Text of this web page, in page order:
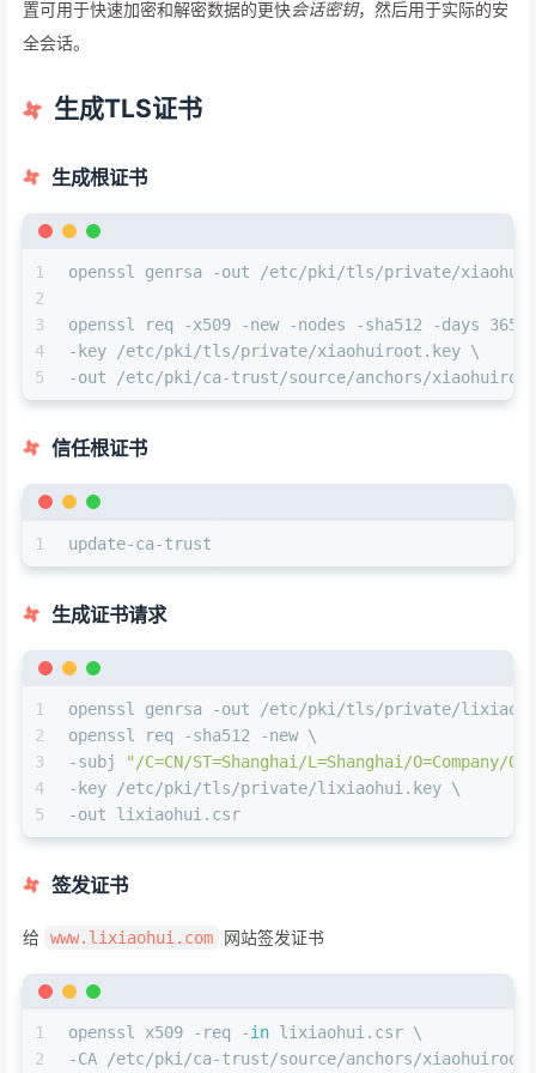
置可用于快速加密和解密数据的更快会话密钥，然后用于实际的安
全会话。
生成TLS证书
生成根证书
1
2
3
4
5
openssl genrsa -out /etc/pki/tls/private/
openssl req -x509 -new -nodes -sha512 -days
-key /etc/pki/tls/private/xiaohuiroot.key \
-out /etc/pki/ca-trust/source/anchors/
信任根证书
1 update-ca-trust
生成证书请求
1
2
3
4
5
openssl genrsa -out /etc/pki/tls/private/
openssl req -sha512 -new \
-subj
"/C=CN/ST=Shanghai/L=Shanghai/O=Company/
-key /etc/pki/tls/private/lixiaohui.key \
-out lixiaohui.csr
签发证书
给 www.lixiaohui.com 网站签发证书
1
2
openssl x509 -req -in lixiaohui.csr \
-CA /etc/pki/ca-trust/source/anchors/